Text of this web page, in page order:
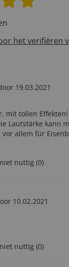
het verifiëren
19.03.2021
mit tollen
Lautstärke kann
vor allem für
niet nuttig (0)
10.02.2021
niet nuttig (0)